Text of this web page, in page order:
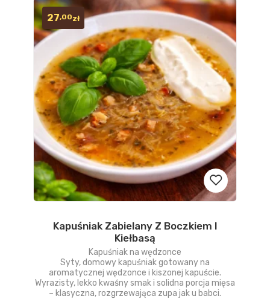
Dodaj
Kapuśniak Zabielany Z Boczkiem I
Kiełbasą
Kapuśniak na wędzonce
Syty, domowy kapuśniak gotowany na
aromatycznej wędzonce i kiszonej kapuście.
Wyrazisty, lekko kwaśny smak i solidna porcja mięsa
– klasyczna, rozgrzewająca zupa jak u babci.
27,00zł